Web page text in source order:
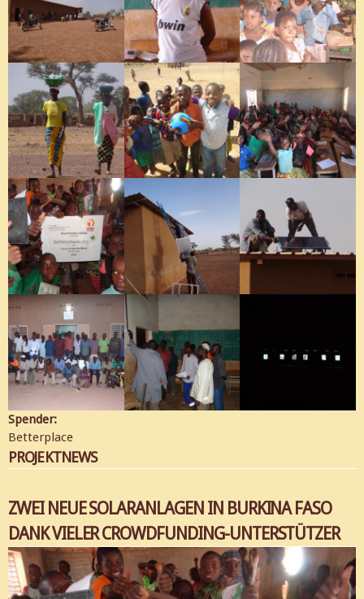
Spender:
Betterplace
PROJEKTNEWS
ZWEI NEUE SOLARANLAGEN IN BURKINA FASO
DANK VIELER CROWDFUNDING-UNTERSTÜTZER